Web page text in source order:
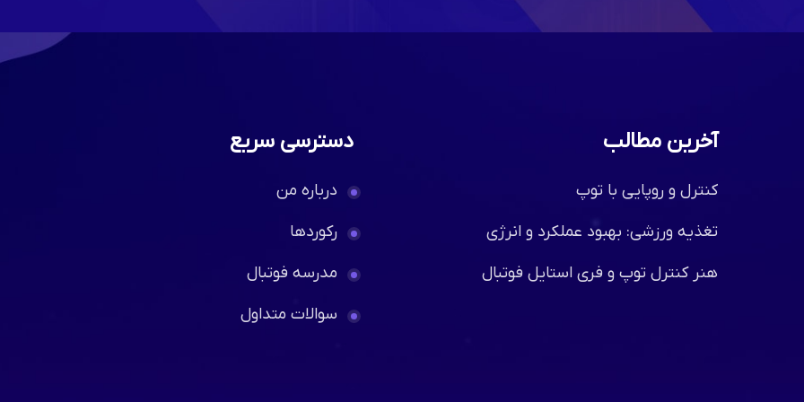
آخرین مطالب
کنترل و روپایی با توپ
تغذیه ورزشی: بهبود عملکرد و انرژی
هنر کنترل توپ و فری استایل فوتبال
دسترسی سریع
درباره من
رکوردها
مدرسه فوتبال
سوالات متداول